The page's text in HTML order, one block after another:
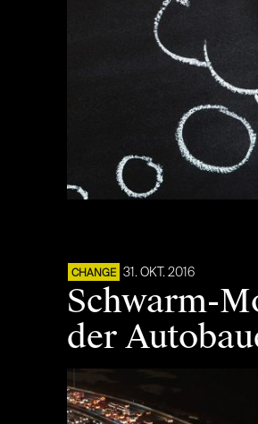
CHANGE 31. OKT. 2016
Schwarm-
der